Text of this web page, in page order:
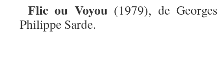
Flic ou Voyou(1979), de
Philippe Sarde.